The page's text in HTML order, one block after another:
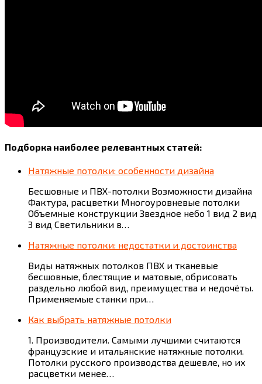
Подборка наиболее релевантных статей:
Натяжные потолки: особенности дизайна
Бесшовные и ПВХ-потолки Возможности дизайна
Фактура, расцветки Многоуровневые потолки
Объемные конструкции Звездное небо 1 вид 2 вид
3 вид Светильники в…
Натяжные потолки: недостатки и достоинства
Виды натяжных потолков ПВХ и тканевые
бесшовные, блестящие и матовые, обрисовать
раздельно любой вид, преимущества и недочёты.
Применяемые станки при…
Как выбрать натяжные потолки
1. Производители. Самыми лучшими считаются
французские и итальянские натяжные потолки.
Потолки русского производства дешевле, но их
расцветки менее…